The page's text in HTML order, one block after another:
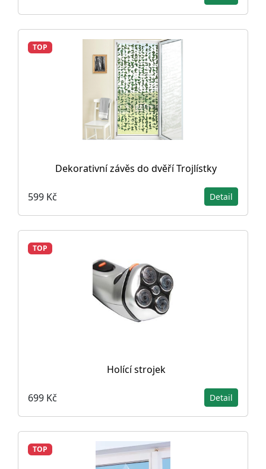
TOP
Dekorativní závěs do dvěří Trojlístky
599 Kč Detail
TOP
Holící strojek
699 Kč Detail
TOP